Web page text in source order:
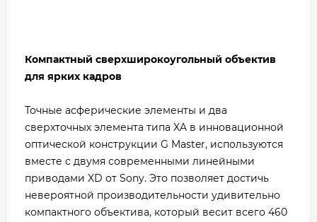
Компактный сверхширокоугольный объектив
для ярких кадров
Точные асферические элементы и два
сверхточных элемента типа XA в инновационной
оптической конструкции G Master, используются
вместе с двумя современными линейными
приводами XD от Sony. Это позволяет достичь
невероятной производительности удивительно
компактного объектива, который весит всего 460